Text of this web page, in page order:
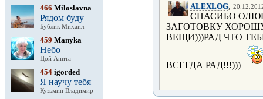
466 Miloslavna
Рядом буду
Бублик Михаил
459 Manyka
Небо
Цой Анита
454 igorded
Я научу тебя
Кузьмин Владимир
ALEXLOG,
СПАСИБО
ЗАГОТОВКУ
ВЕЩИ)))РАД ЧТО
ВСЕГДА РАД!!!)))